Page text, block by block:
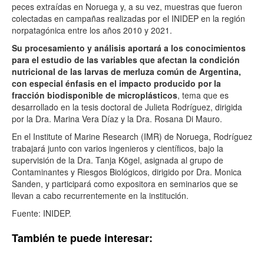
peces extraídas en Noruega y, a su vez, muestras que fueron
colectadas en campañas realizadas por el INIDEP en la región
norpatagónica entre los años 2010 y 2021.
Su procesamiento y análisis aportará a los conocimientos
para el estudio de las variables que afectan la condición
nutricional de las larvas de merluza común de Argentina,
con especial énfasis en el impacto producido por la
fracción biodisponible de microplásticos, tema que es
desarrollado en la tesis doctoral de Julieta Rodríguez, dirigida
por la Dra. Marina Vera Díaz y la Dra. Rosana Di Mauro.
En el Institute of Marine Research (IMR) de Noruega, Rodríguez
trabajará junto con varios ingenieros y científicos, bajo la
supervisión de la Dra. Tanja Kögel, asignada al grupo de
Contaminantes y Riesgos Biológicos, dirigido por Dra. Monica
Sanden, y participará como expositora en seminarios que se
llevan a cabo recurrentemente en la institución.
Fuente: INIDEP.
También te puede interesar: